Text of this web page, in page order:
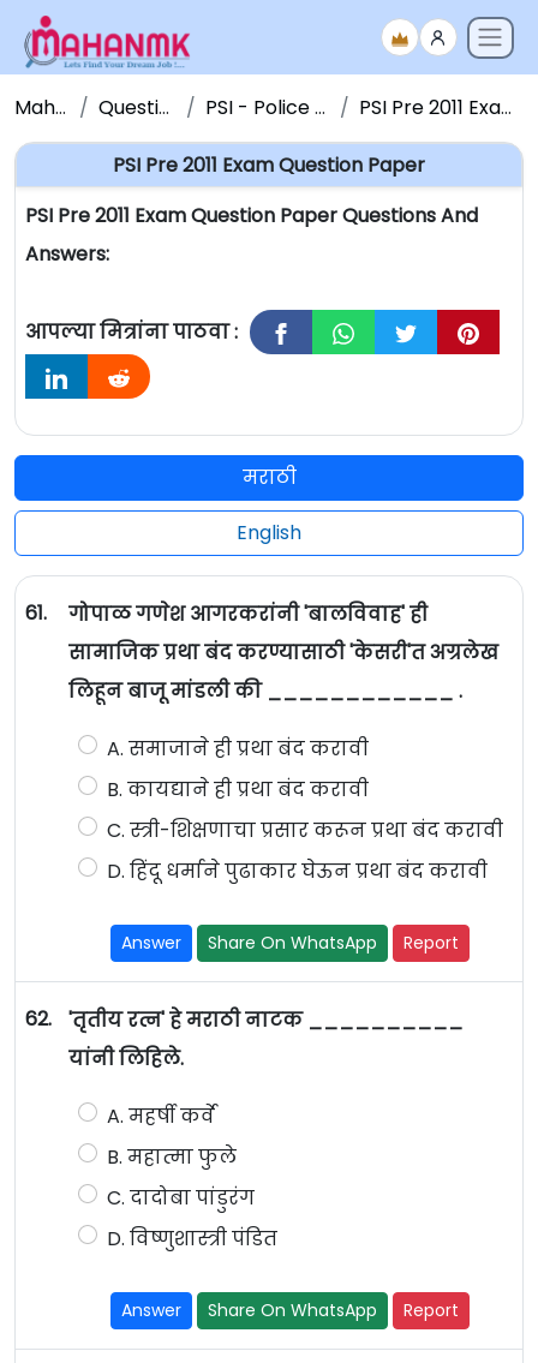
Maha NMK Question Papers PSI - Police Sub Inspector PSI Pre 2011 Exam Question Paper
PSI Pre 2011 Exam Question Paper
PSI Pre 2011 Exam Question Paper Questions And
Answers:
आपल्या मित्रांना पाठवा :
मराठी
English
61.
गोपाळ गणेश आगरकरांनी 'बालविवाह' ही
सामाजिक प्रथा बंद करण्यासाठी 'केसरी'त अग्रलेख
लिहून बाजू मांडली की ____________ .
A. समाजाने ही प्रथा बंद करावी
B. कायद्याने ही प्रथा बंद करावी
C. स्त्री-शिक्षणाचा प्रसार करून प्रथा बंद करावी
D. हिंदू धर्माने पुढाकार घेऊन प्रथा बंद करावी
Answer Share On WhatsApp Report
62.
'तृतीय रत्न' हे मराठी नाटक __________
यांनी लिहिले.
A. महर्षी कर्वे
B. महात्मा फुले
C. दादोबा पांडुरंग
D. विष्णुशास्त्री पंडित
Answer Share On WhatsApp Report